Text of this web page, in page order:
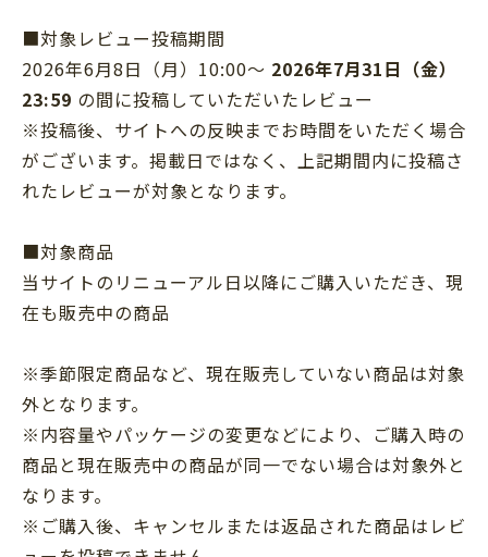
■対象レビュー投稿期間
2026年6月8日（月）10:00～ 2026年7月31日（金）
23:59 の間に投稿していただいたレビュー
※投稿後、サイトへの反映までお時間をいただく場合
がございます。掲載日ではなく、上記期間内に投稿さ
れたレビューが対象となります。
■対象商品
当サイトのリニューアル日以降にご購入いただき、現
在も販売中の商品
※季節限定商品など、現在販売していない商品は対象
外となります。
※内容量やパッケージの変更などにより、ご購入時の
商品と現在販売中の商品が同一でない場合は対象外と
なります。
※ご購入後、キャンセルまたは返品された商品はレビ